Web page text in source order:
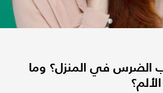
في المنزل؟ وما